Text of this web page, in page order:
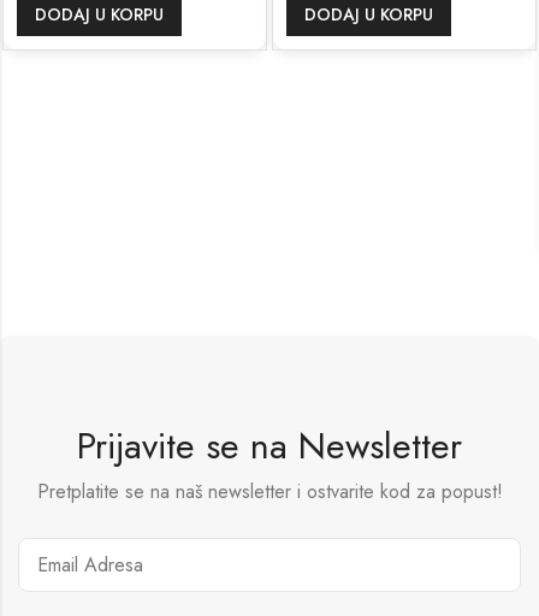
DODAJ U KORPU DODAJ U KORPU
Prijavite se na Newsletter
Pretplatite se na naš newsletter i ostvarite kod za popust!